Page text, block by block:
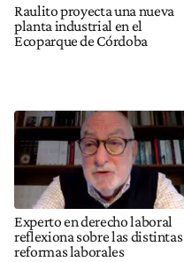
Raulito proyecta una nueva
planta industrial en el
Ecoparque de Córdoba
Experto en derecho laboral
reflexiona sobre las distintas
reformas laborales